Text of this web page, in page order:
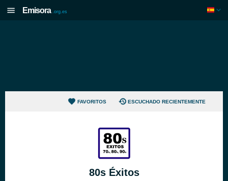
Emisora .org.es
FAVORITOS ESCUCHADO RECIENTEMENTE
80s Éxitos